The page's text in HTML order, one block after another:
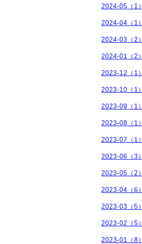
2024-05（1）
2024-04（1）
2024-03（2）
2024-01（2）
2023-12（1）
2023-10（1）
2023-09（1）
2023-08（1）
2023-07（1）
2023-06（3）
2023-05（2）
2023-04（6）
2023-03（5）
2023-02（5）
2023-01（8）